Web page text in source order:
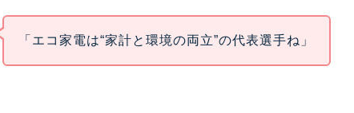
「エコ家電は“家計と環境の両立”の代表選手ね」